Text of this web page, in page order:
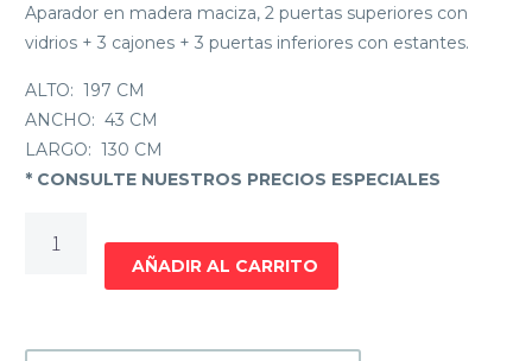
Aparador en madera maciza, 2 puertas superiores con
vidrios + 3 cajones + 3 puertas inferiores con estantes.
ALTO: 197 CM
ANCHO: 43 CM
LARGO: 130 CM
* CONSULTE NUESTROS PRECIOS ESPECIALES
CRISTALERO AÑADIR AL CARRITO